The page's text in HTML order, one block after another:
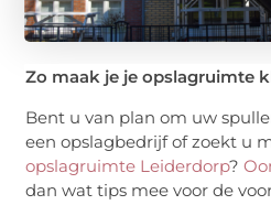
Zo maak je je opslagruimte
Bent u van plan om uw
een opslagbedrijf of zoekt u
opslagruimte Leiderdorp?
dan wat tips mee voor de